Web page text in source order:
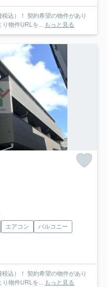
物件があり
り物件URLを... もっと見る
エアコン
バルコニー
物件があり
り物件URLを... もっと見る